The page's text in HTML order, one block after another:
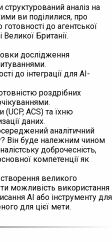
аналіз на
ви поділилися, про
до агентської
Великої Британії.
дослідження
до інтеграції для AI-
роздрібних
ACS) та їхню
даних.
аналітичний
Він буде належним чином
доброчесність,
компетенції як
великого
можливість використання
AI або інструменту для
для цієї мети.